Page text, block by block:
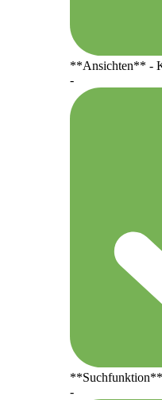
**Ansichten** -
-
**Suchfunktion**
-